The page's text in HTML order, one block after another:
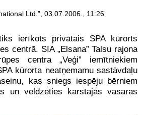
Ltd.”, 03.07.2006., 11:26
ierīkots privātais SPA kūrorts
centrā. SIA „Elsana” Talsu rajona
centra „Veģi” iemītniekiem
kūrorta neatņemamu sastāvdaļu
kas sniegs iespēju bērniem
un veldzēties karstajās vasaras